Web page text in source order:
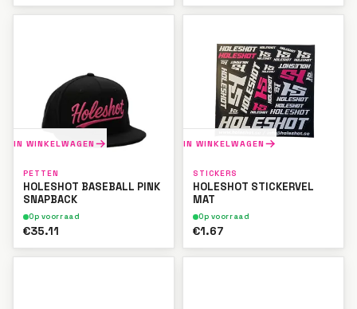
IN WINKELWAGEN
PETTEN
HOLESHOT BASEBALL PINK
SNAPBACK
Op voorraad
€35.11
IN WINKELWAGEN
STICKERS
HOLESHOT STICKERVEL
MAT
Op voorraad
€1.67